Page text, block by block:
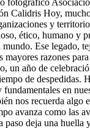
fotográfico
Calidris Hoy,
y
ético, humano y
Ese legado,
mayores razones
un año de
de despedidas.
en
nos recuerda algo
avanza como las
paso deja una huella